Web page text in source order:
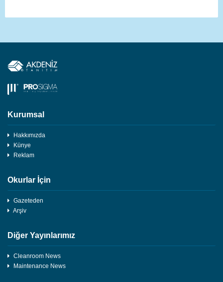
Kurumsal
Hakkımızda
Künye
Reklam
Okurlar İçin
Gazeteden
Arşiv
Diğer Yayınlarımız
Cleanroom News
Maintenance News